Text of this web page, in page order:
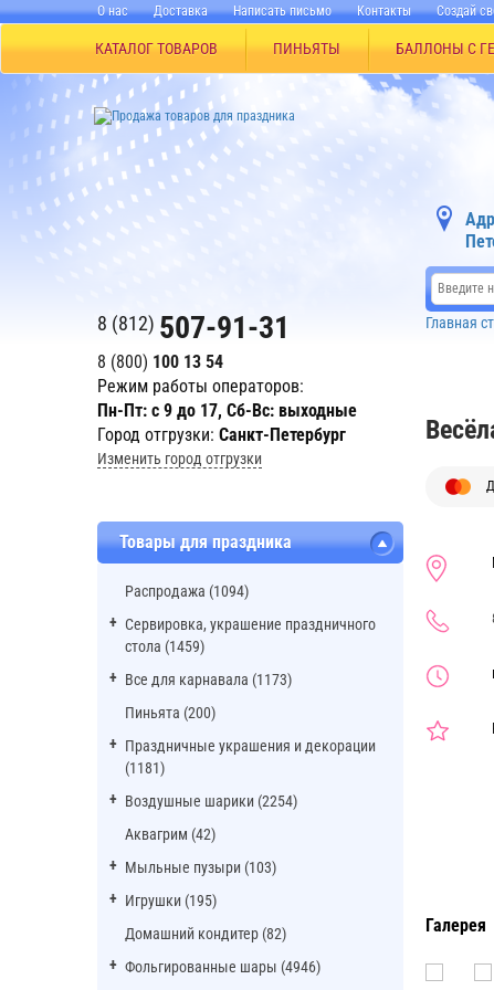
О нас Доставка Написать письмо Контакты Создай
КАТАЛОГ ТОВАРОВ ПИНЬЯТЫ БАЛЛОНЫ С
8 (812) 507-91-31
8 (800) 100 13 54
Режим работы операторов:
Пн-Пт: с 9 до 17, Сб-Вс: выходные
Город отгрузки: Санкт-Петербург
Изменить город отгрузки
Товары для праздника
Распродажа (1094)
Сервировка, украшение праздничного
стола (1459)
Все для карнавала (1173)
Пиньята (200)
Праздничные украшения и декорации
(1181)
Воздушные шарики (2254)
Аквагрим (42)
Мыльные пузыри (103)
Игрушки (195)
Домашний кондитер (82)
Фольгированные шары (4946)
Главная
Галерея